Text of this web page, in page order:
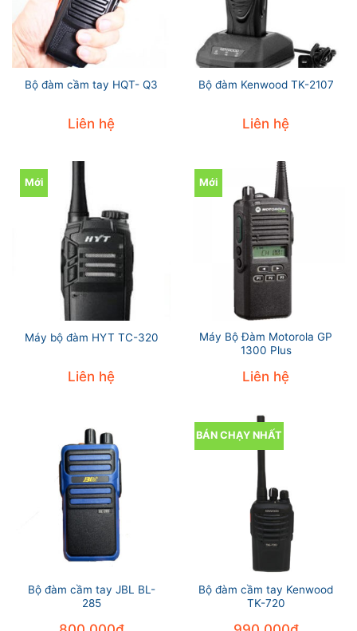
Bộ đàm cầm tay HQT- Q3
Liên hệ
Bộ đàm Kenwood TK-2107
Liên hệ
Mới
Máy bộ đàm HYT TC-320
Liên hệ
Mới
Máy Bộ Đàm Motorola GP
1300 Plus
Liên hệ
Bộ đàm cầm tay JBL BL-
285
BÁN CHẠY NHẤT
Bộ đàm cầm tay Kenwood
TK-720